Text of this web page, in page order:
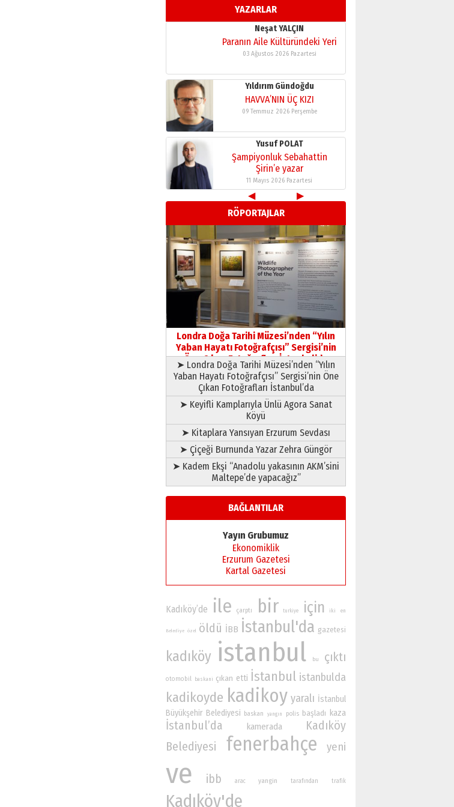
YAZARLAR
11 Mayıs 2026 Pazartesi
Neşat YALÇIN
Paranın Aile Kültüründeki Yeri
03 Ağustos 2026 Pazartesi
Yıldırım Gündoğdu
HAVVA’NIN ÜÇ KIZI
09 Temmuz 2026 Perşembe
Yusuf POLAT
Şampiyonluk Sebahattin
Şirin’e yazar
11 Mayıs 2026 Pazartesi
Neşat YALÇIN
Paranın Aile Kültüründeki Yeri
03 Ağustos 2026 Pazartesi
Yıldırım Gündoğdu
HAVVA’NIN ÜÇ KIZI
09 Temmuz 2026 Perşembe
Yusuf POLAT
Şampiyonluk Sebahattin
Şirin’e yazar
11 Mayıs 2026 Pazartesi
◀
▶
RÖPORTAJLAR
Londra Doğa Tarihi Müzesi’nden “Yılın
Yaban Hayatı Fotoğrafçısı” Sergisi’nin
Öne Çıkan Fotoğrafları İstanbul’da
➤ Londra Doğa Tarihi Müzesi’nden “Yılın
Yaban Hayatı Fotoğrafçısı” Sergisi’nin Öne
Çıkan Fotoğrafları İstanbul’da
➤ Keyifli Kamplarıyla Ünlü Agora Sanat
Köyü
➤ Kitaplara Yansıyan Erzurum Sevdası
➤ Çiçeği Burnunda Yazar Zehra Güngör
➤ Kadem Ekşi “Anadolu yakasının AKM’sini
Maltepe’de yapacağız”
BAĞLANTILAR
Yayın Grubumuz
Ekonomiklik
Erzurum Gazetesi
Kartal Gazetesi
Kadıköy’de ile çarptı bir turkiye için iki en
Belediye özel öldü İBB İstanbul'da gazetesi
kadıköy istanbul bu çıktı
otomobil baskani çıkan etti İstanbul istanbulda
kadikoyde kadikoy yaralı İstanbul
Büyükşehir Belediyesi baskan yangın polis başladı kaza
İstanbul’da kamerada
Kadıköy
Belediyesi
fenerbahçe yeni
ve ibb arac yangin tarafından trafik
Kadıköy'de